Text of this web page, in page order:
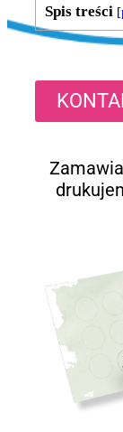
Spis treści [